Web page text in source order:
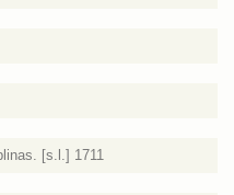
[s.l.] 1711